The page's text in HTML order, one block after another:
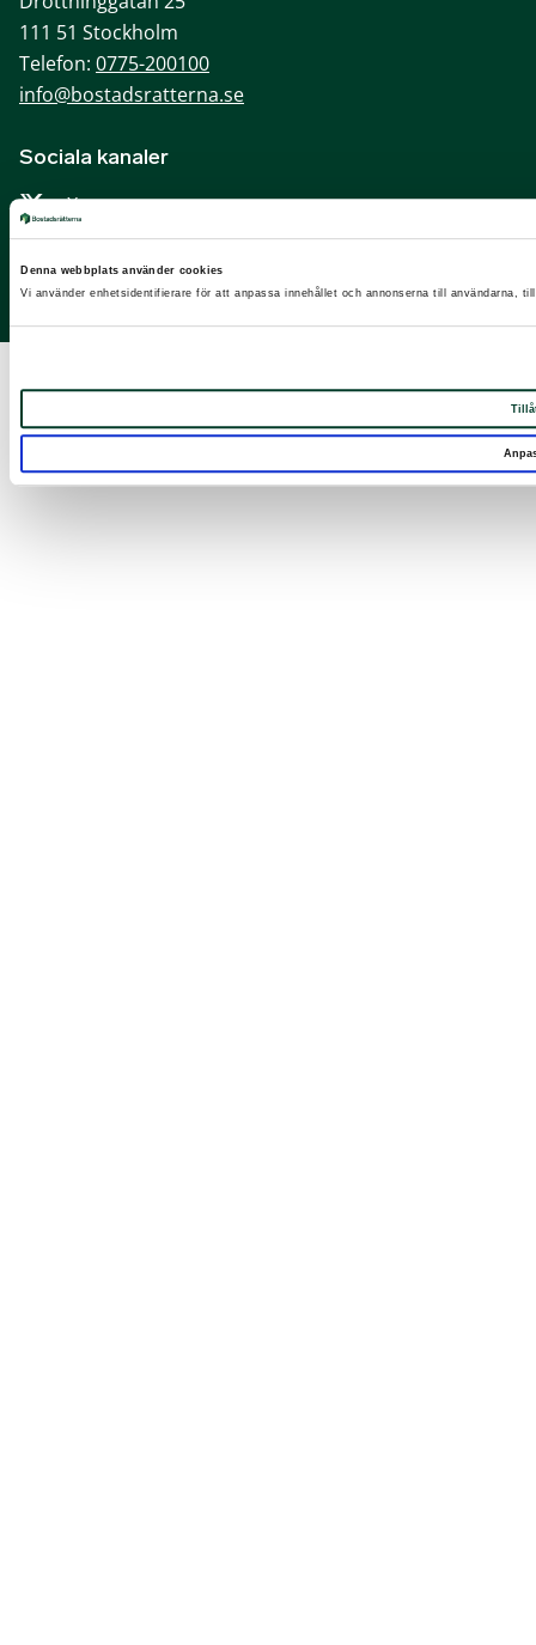
Denna webbplats använder cookies
Vi använder enhetsidentifierare för att anpassa innehållet och annonserna till användarna,
111 51 Stockholm
Telefon: 0775-200100
info@bostadsratterna.se
Sociala kanaler
X
Facebook
LinkedIn
Instagram